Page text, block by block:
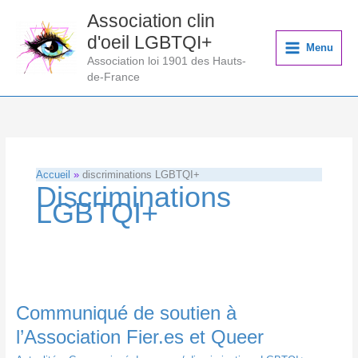
contenu
Association clin
d'oeil LGBTQI+
Association loi 1901 des Hauts-
de-France
Menu
Accueil discriminations LGBTQI+
Discriminations
LGBTQI+
Communiqué de soutien à
l’Association Fier.es et Queer